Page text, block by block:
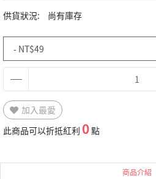
供貨狀況: 尚有庫存
加入最愛
此商品可以折抵紅利 0點
商品介紹